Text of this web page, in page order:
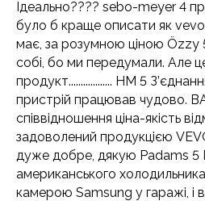
Ідеально???? sebo-meyer 4
було б краще описати як
має, за розумною ціною Özzy
собі, бо ми передумали. Але
продукт.................. HM 5
пристрій працював чудово.
співвідношення ціна-якість
задоволений продукцією
дуже добре, дякую Padams 5
американського
камерою Samsung у гаражі, і